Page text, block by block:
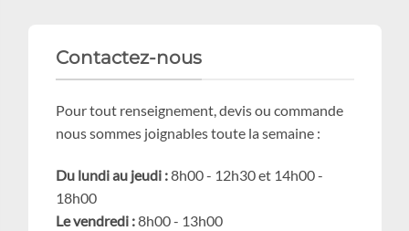
Contactez-nous
Pour tout renseignement, devis ou commande
nous sommes joignables toute la semaine :
Du lundi au jeudi :8h00 - 12h30 et 14h00 -
18h00
Le vendredi :8h00 - 13h00